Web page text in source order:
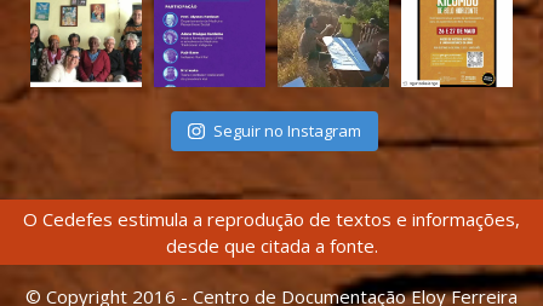
Seguir no Instagram
O Cedefes estimula a reprodução de textos e informações,
desde que citada a fonte.
© Copyright 2016 - Centro de Documentação Eloy Ferreira